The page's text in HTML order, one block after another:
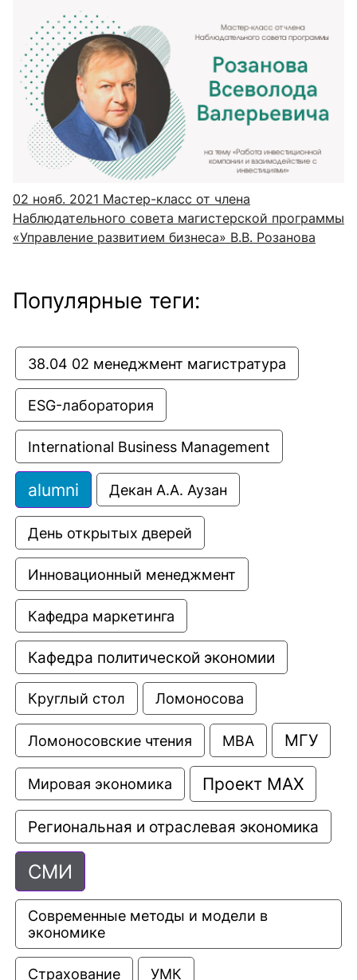
02 нояб. 2021 Мастер-класс от члена
Наблюдательного совета магистерской программы
«Управление развитием бизнеса» В.В. Розанова
Популярные теги:
38.04 02 менеджмент магистратура
ESG-лаборатория
International Business Management
alumni Декан А.А. Аузан
День открытых дверей
Инновационный менеджмент
Кафедра маркетинга
Кафедра политической экономии
Круглый стол Ломоносова
Ломоносовские чтения МВА МГУ
Мировая экономика Проект МАХ
Региональная и отраслевая экономика
СМИ
Современные методы и модели в
экономике
Страхование УМК